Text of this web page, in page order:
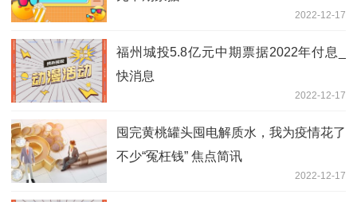
2022-12-17
福州城投5.8亿元中期票据2022年付息_
快消息
2022-12-17
囤完黄桃罐头囤电解质水，我为疫情花了
不少“冤枉钱” 焦点简讯
2022-12-17